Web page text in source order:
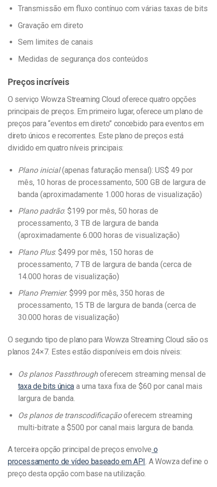
Transmissão em fluxo contínuo com várias taxas de bits
Gravação em direto
Sem limites de canais
Medidas de segurança dos conteúdos
Preços incríveis
O serviço Wowza Streaming Cloud oferece quatro opções
principais de preços. Em primeiro lugar, oferece um plano de
preços para “eventos em direto” concebido para eventos em
direto únicos e recorrentes. Este plano de preços está
dividido em quatro níveis principais:
Plano inicial(apenas faturação mensal): US$ 49 por
mês, 10 horas de processamento, 500 GB de largura de
banda (aproximadamente 1.000 horas de visualização)
Plano padrão: $199 por mês, 50 horas de
processamento, 3 TB de largura de banda
(aproximadamente 6.000 horas de visualização)
Plano Plus: $499 por mês, 150 horas de
processamento, 7 TB de largura de banda (cerca de
14.000 horas de visualização)
Plano Premier: $999 por mês, 350 horas de
processamento, 15 TB de largura de banda (cerca de
30.000 horas de visualização)
O segundo tipo de plano para Wowza Streaming Cloud são os
planos 24×7. Estes estão disponíveis em dois níveis:
Os planos Passthroughoferecem streaming mensal de
taxa de bits única a uma taxa fixa de $60 por canal mais
largura de banda.
Os planos de transcodificaçãooferecem streaming
multi-bitrate a $500 por canal mais largura de banda.
A terceira opção principal de preços envolve o
processamento de vídeo baseado em API. A Wowza define o
preço desta opção com base na utilização.